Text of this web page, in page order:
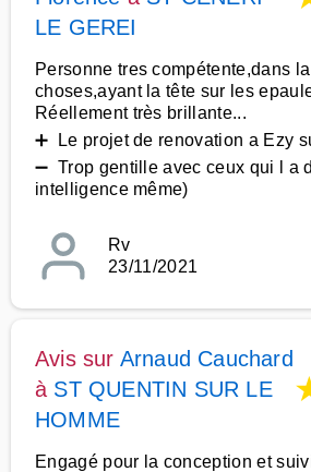
LE GEREI
Personne tres compétente,dans
choses,ayant la tête sur les
Réellement très brillante...
➕ Le projet de renovation a Ezy
➖ Trop gentille avec ceux qui l a
intelligence même)
Rv
23/11/2021
Avis sur Arnaud Cauchard
à ST QUENTIN SUR LE
HOMME
Engagé pour la conception et